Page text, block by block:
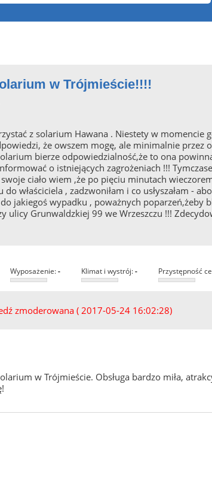
w Trójmieście!!!!
z solarium Hawana . Niestety w momencie
że owszem mogę, ale minimalnie
bierze odpowiedzialność,że to ona
o istniejących zagrożeniach !!!
ciało wiem ,że po pięciu minutach
właściciela , zadzwoniłam i co usłyszałam -
jakiegoś wypadku , poważnych poparzeń,żeby
ulicy Grunwaldzkiej 99 we Wrzeszczu !!!
zmoderowana ( 2017-05-24 16:02:28)
wyposażenie:- klimat i wystrój:- przystępność
w Trójmieście. Obsługa bardzo miła,